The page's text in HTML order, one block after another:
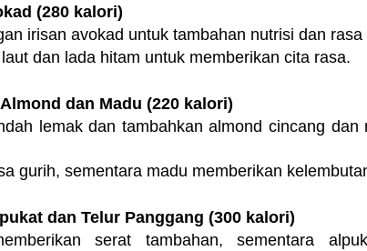
(280 kalori)
irisan avokad untuk tambahan nutrisi dan rasa
dan lada hitam untuk memberikan cita rasa.
dan Madu (220 kalori)
lemak dan tambahkan almond cincang dan
gurih, sementara madu memberikan
dan Telur Panggang (300 kalori)
serat tambahan, sementara